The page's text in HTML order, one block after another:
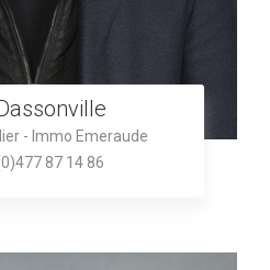
- Immo Emeraude
87 14 86